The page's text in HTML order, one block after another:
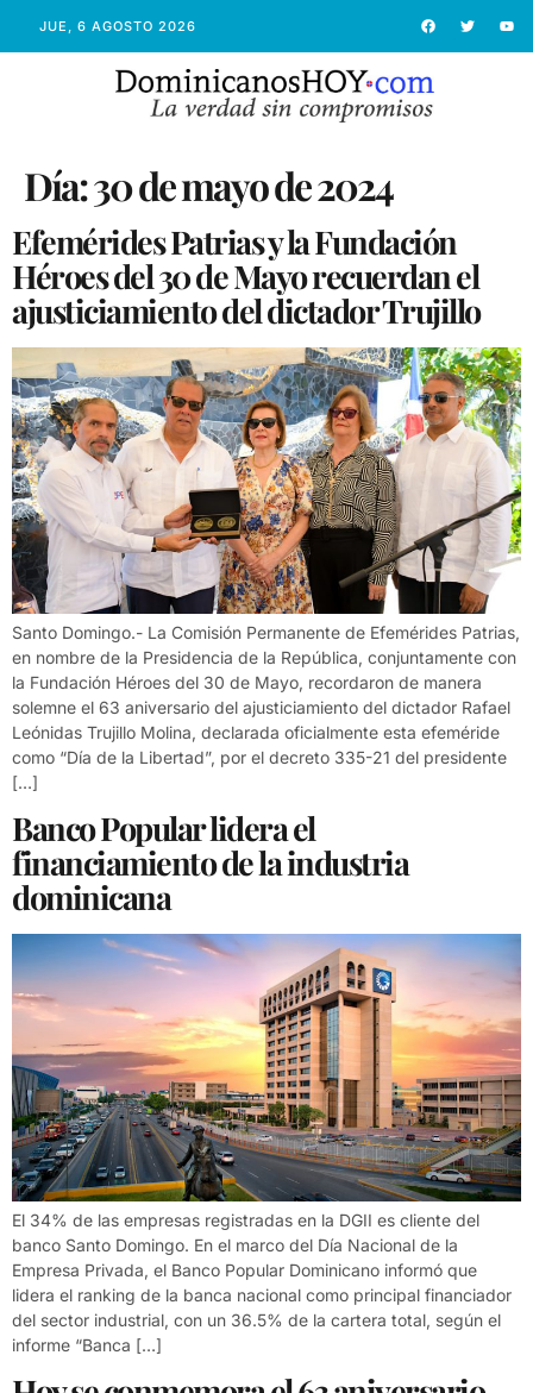
JUE, 6 AGOSTO 2026
Día:30 de mayo de 2024
Efemérides Patrias y la Fundación
Héroes del 30 de Mayo recuerdan el
ajusticiamiento del dictador Trujillo
Santo Domingo.- La Comisión Permanente de Efemérides Patrias,
en nombre de la Presidencia de la República, conjuntamente con
la Fundación Héroes del 30 de Mayo, recordaron de manera
solemne el 63 aniversario del ajusticiamiento del dictador Rafael
Leónidas Trujillo Molina, declarada oficialmente esta efeméride
como “Día de la Libertad”, por el decreto 335-21 del presidente
[…]
Banco Popular lidera el
financiamiento de la industria
dominicana
El 34% de las empresas registradas en la DGII es cliente del
banco Santo Domingo. En el marco del Día Nacional de la
Empresa Privada, el Banco Popular Dominicano informó que
lidera el ranking de la banca nacional como principal financiador
del sector industrial, con un 36.5% de la cartera total, según el
informe “Banca […]